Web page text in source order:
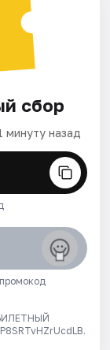
сбор
минуту назад